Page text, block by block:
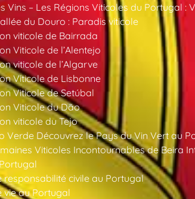
Vins – Les Régions Viticoles du Portugal :
du Douro : Paradis viticole
viticole de Bairrada
Viticole de l’Alentejo
viticole de l’Algarve
Viticole de Lisbonne
Viticole de Setúbal
Viticole du Dão
viticole du Tejo
Verde Découvrez le Pays du Vin Vert au
Viticoles Incontournables de Beira
responsabilité civile au Portugal
vie au Portugal